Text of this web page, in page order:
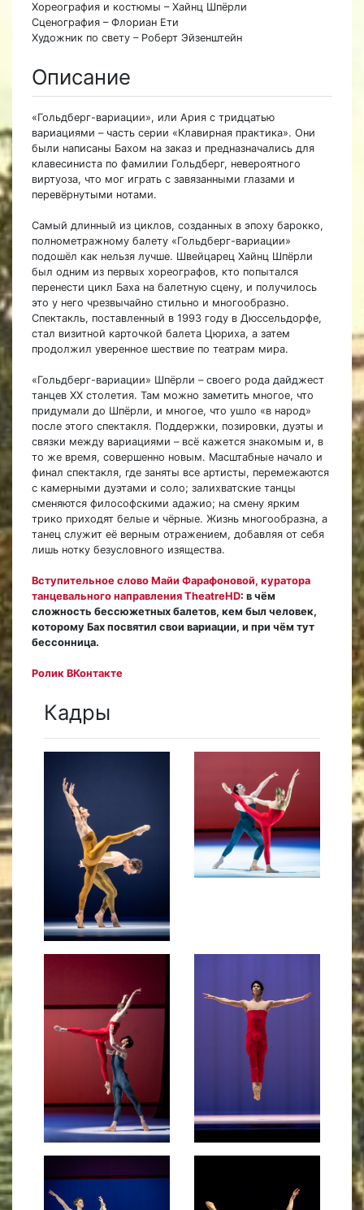
Хореография и костюмы – Хайнц Шпёрли
Сценография – Флориан Ети
Художник по свету – Роберт Эйзенштейн
Описание
«Гольдберг-вариации», или Ария с тридцатью
вариациями – часть серии «Клавирная практика». Они
были написаны Бахом на заказ и предназначались для
клавесиниста по фамилии Гольдберг, невероятного
виртуоза, что мог играть с завязанными глазами и
перевёрнутыми нотами.
Самый длинный из циклов, созданных в эпоху барокко,
полнометражному балету «Гольдберг-вариации»
подошёл как нельзя лучше. Швейцарец Хайнц Шпёрли
был одним из первых хореографов, кто попытался
перенести цикл Баха на балетную сцену, и получилось
это у него чрезвычайно стильно и многообразно.
Спектакль, поставленный в 1993 году в Дюссельдорфе,
стал визитной карточкой балета Цюриха, а затем
продолжил уверенное шествие по театрам мира.
«Гольдберг-вариации» Шпёрли – своего рода дайджест
танцев XX столетия. Там можно заметить многое, что
придумали до Шпёрли, и многое, что ушло «в народ»
после этого спектакля. Поддержки, позировки, дуэты и
связки между вариациями – всё кажется знакомым и, в
то же время, совершенно новым. Масштабные начало и
финал спектакля, где заняты все артисты, перемежаются
с камерными дуэтами и соло; залихватские танцы
сменяются философскими адажио; на смену ярким
трико приходят белые и чёрные. Жизнь многообразна, а
танец служит её верным отражением, добавляя от себя
лишь нотку безусловного изящества.
Вступительное слово Майи Фарафоновой, куратора
танцевального направления TheatreHD: в чём
сложность бессюжетных балетов, кем был человек,
которому Бах посвятил свои вариации, и при чём тут
бессонница.
Ролик ВКонтакте
Кадры